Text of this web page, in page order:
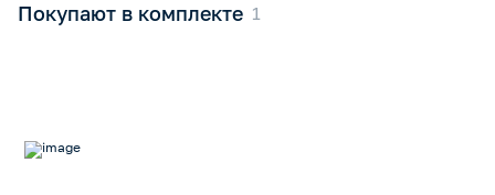
Покупают в комплекте